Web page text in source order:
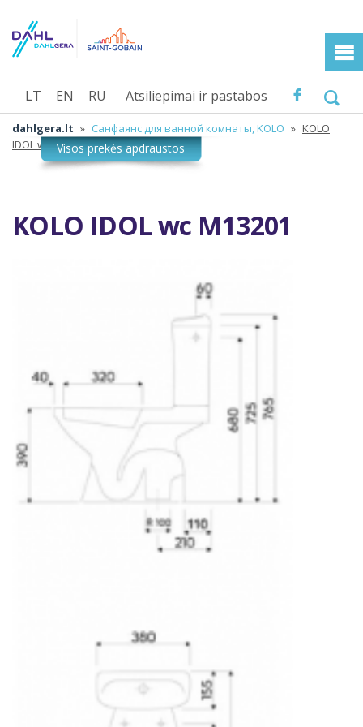
Atsiliepimai ir pastabos
LT EN RU
dahlgera.lt » Санфаянс для ванной комнаты, KOLO » KOLO
IDOL wc M13201
KOLO IDOL wc M13201